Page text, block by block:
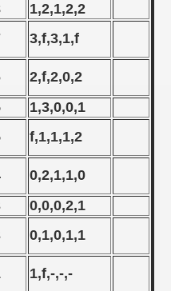
1,2,1,2,2
3,f,3,1,f
2,f,2,0,2
1,3,0,0,1
f,1,1,1,2
0,2,1,1,0
0,0,0,2,1
0,1,0,1,1
1,f,-,-,-